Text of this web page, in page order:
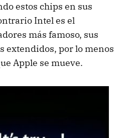
estos chips en sus
Intel es el
más famoso, sus
extendidos, por lo menos
Apple se mueve.